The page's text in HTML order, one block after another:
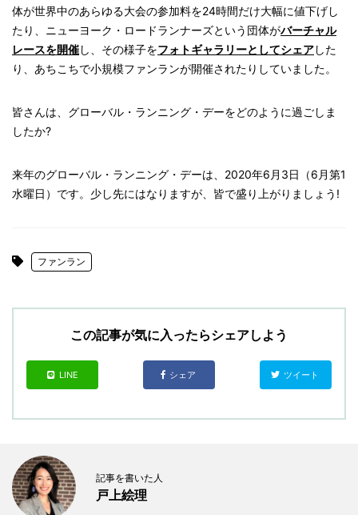
体が世界中のあらゆる大会の参加料を24時間だけ大幅に値下げし
たり、ニューヨーク・ロードランナーズという団体がバーチャル
レースを開催し、その様子をフォトギャラリーとしてシェアした
り、あちこちで小規模ファンランが開催されたりしていました。
皆さんは、グローバル・ランニング・デーをどのように過ごしま
したか?
来年のグローバル・ランニング・デーは、2020年6月3日（6月第1
水曜日）です。少し先にはなりますが、皆で盛り上がりましょう!
ファンラン
この記事が気に入ったらシェアしよう
LINE シェア ツイート
記事を書いた人
戸上絵理